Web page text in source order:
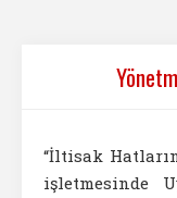
“İltisak
işletmesinde